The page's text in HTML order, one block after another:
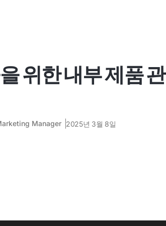
위한 내부 제품 관
Manager 2025년 3월 8일